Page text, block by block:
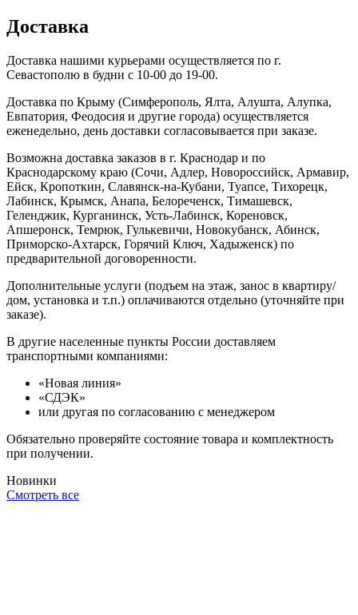
Доставка
Доставка нашими курьерами осуществляется по г.
Севастополю в будни с 10-00 до 19-00.
Доставка по Крыму (Симферополь, Ялта, Алушта, Алупка,
Евпатория, Феодосия и другие города) осуществляется
еженедельно, день доставки согласовывается при заказе.
Возможна доставка заказов в г. Краснодар и по
Краснодарскому краю (Сочи, Адлер, Новороссийск, Армавир,
Ейск, Кропоткин, Славянск-на-Кубани, Туапсе, Тихорецк,
Лабинск, Крымск, Анапа, Белореченск, Тимашевск,
Геленджик, Курганинск, Усть-Лабинск, Кореновск,
Апшеронск, Темрюк, Гулькевичи, Новокубанск, Абинск,
Приморско-Ахтарск, Горячий Ключ, Хадыженск) по
предварительной договоренности.
Дополнительные услуги (подъем на этаж, занос в квартиру/
дом, установка и т.п.) оплачиваются отдельно (уточняйте при
заказе).
В другие населенные пункты России доставляем
транспортными компаниями:
«Новая линия»
«СДЭК»
или другая по согласованию с менеджером
Обязательно проверяйте состояние товара и комплектность
при получении.
Новинки
Смотреть все